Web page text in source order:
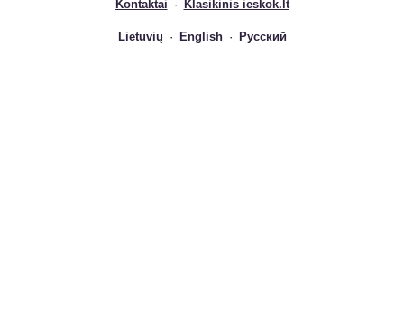
Kontaktai · Klasikinis ieskok.lt
Lietuvių · English · Русский